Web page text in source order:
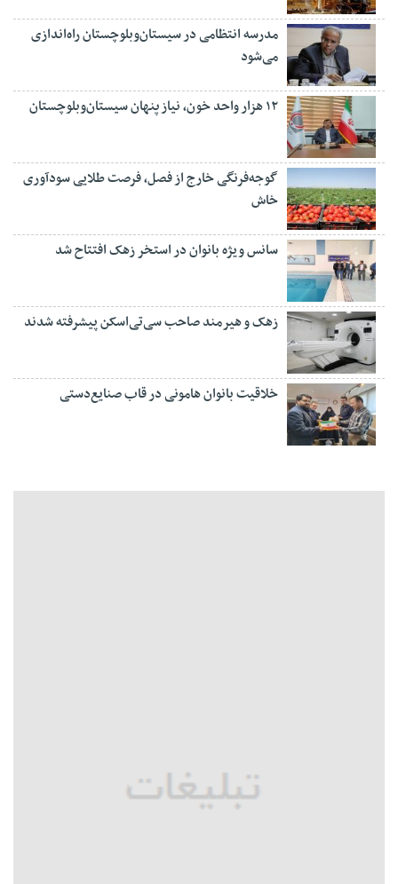
مدرسه انتظامی در سیستان‌وبلوچستان راه‌اندازی
می‌شود
۱۲ هزار واحد خون، نیاز پنهان سیستان‌وبلوچستان
گوجه‌فرنگی خارج از فصل، فرصت طلایی سودآوری
خاش
سانس ویژه بانوان در استخر زهک افتتاح شد
زهک و هیرمند صاحب سی‌تی‌اسکن پیشرفته شدند
خلاقیت بانوان هامونی در قاب صنایع‌دستی